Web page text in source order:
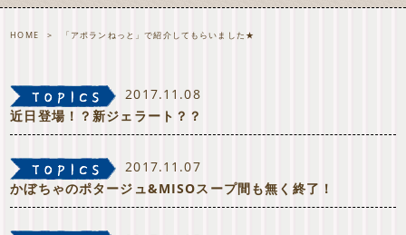
HOME > 「アポランねっと」で紹介してもらいました★
2017.11.08
近日登場！？新ジェラート？？
2017.11.07
かぼちゃのポタージュ&MISOスープ間も無く終了！